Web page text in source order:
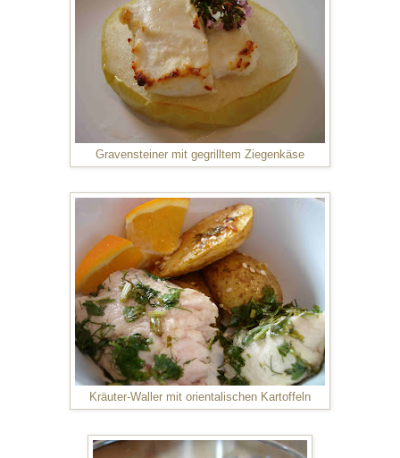
Gravensteiner mit gegrilltem Ziegenkäse
Kräuter-Waller mit orientalischen Kartoffeln